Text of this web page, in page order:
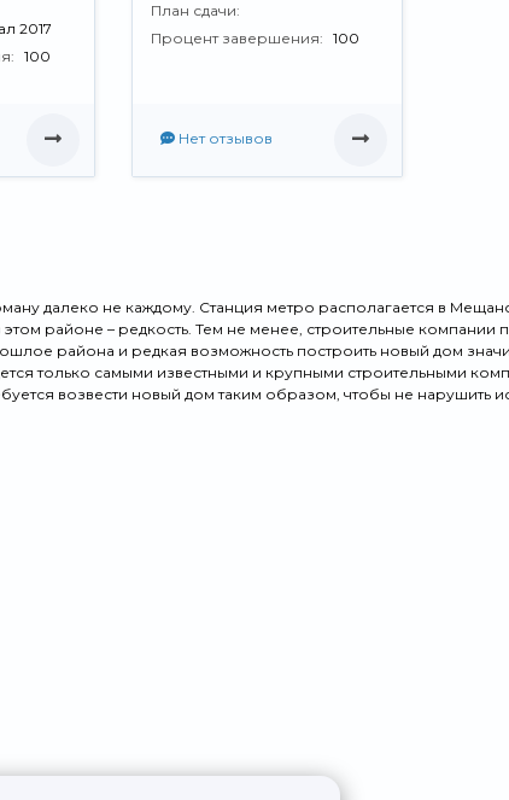
2017
100
План сдачи:
Процент завершения: 100
Нет отзывов
далеко не каждому. Станция метро располагается в
районе – редкость. Тем не менее, строительные компании
района и редкая возможность построить новый дом
только самыми известными и крупными строительными
возвести новый дом таким образом, чтобы не нарушить